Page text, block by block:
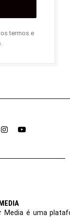
termos e
.
InstagramYouTube
Media é uma